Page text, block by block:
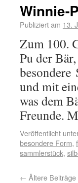
Winnie-
Publiziert am 13.
Zum 100.
Pu der
und mit
was dem
Freunde.
Veröffentlicht
besondere Form,
sammlerstück,
← Ältere Beiträge